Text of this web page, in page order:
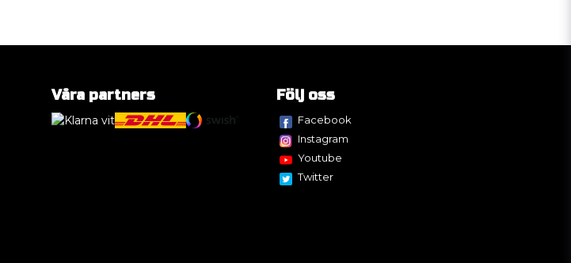
Våra partners Följ oss
Facebook
Instagram
Youtube
Twitter